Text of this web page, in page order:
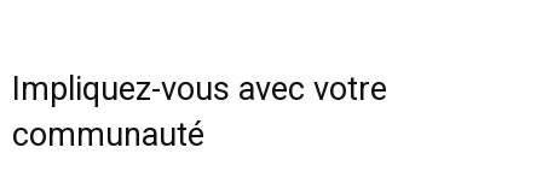
Impliquez-vous avec votre
communauté